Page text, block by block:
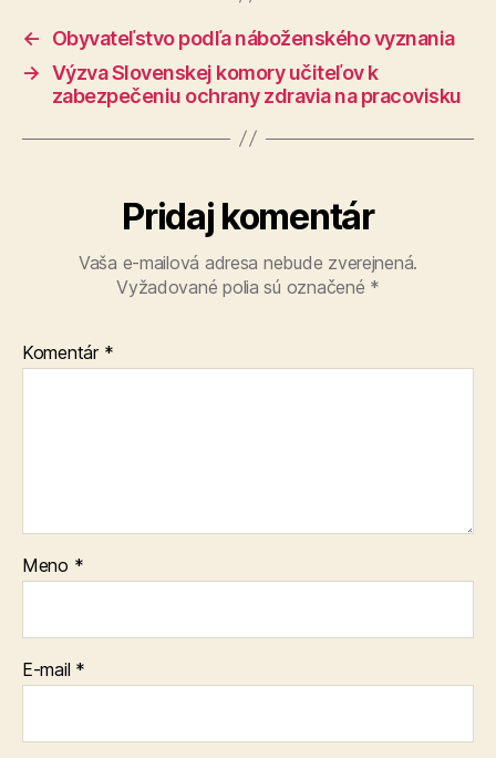
←
Obyvateľstvo podľa náboženského vyznania
→ Výzva Slovenskej komory učiteľov k
zabezpečeniu ochrany zdravia na pracovisku
Pridaj komentár
Vaša e-mailová adresa nebude zverejnená.
Vyžadované polia sú označené *
Komentár *
Meno *
E-mail *